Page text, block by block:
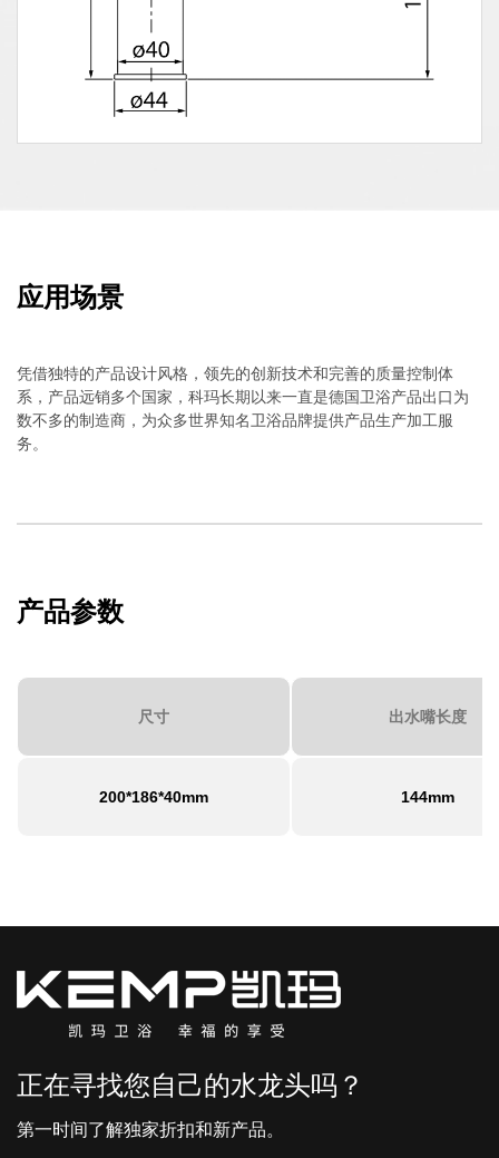
应用场景
凭借独特的产品设计风格，领先的创新技术和完善的质量控制体
系，产品远销多个国家，科玛长期以来一直是德国卫浴产品出口为
数不多的制造商，为众多世界知名卫浴品牌提供产品生产加工服
务。
产品参数
尺寸 出水嘴长度
200*186*40mm 144mm
正在寻找您自己的水龙头吗？
第一时间了解独家折扣和新产品。